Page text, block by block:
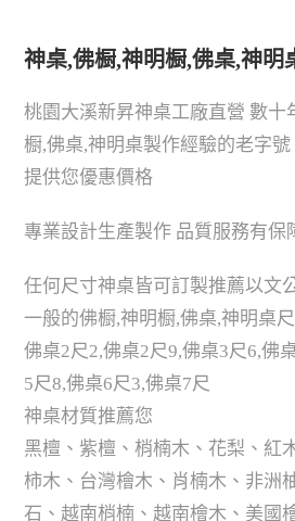
神桌,佛橱,神明橱,佛桌,神明
桃園大溪新昇神桌工廠直營 數十
橱,佛桌,神明桌製作經驗的老字
提供您優惠價格
專業設計生產製作 品質服務有保
任何尺寸神桌皆可訂製推薦以文
一般的佛橱,神明橱,佛桌,神明桌
佛桌2尺2,佛桌2尺9,佛桌3尺6,佛
5尺8,佛桌6尺3,佛桌7尺
神桌材質推薦您
黑檀、紫檀、梢楠木、花梨、紅
柿木、台灣檜木、肖楠木、非洲
石、越南梢楠、越南檜木、美國